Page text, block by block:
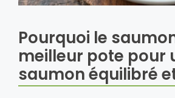
Pourquoi le
meilleur pote pour
saumon équilibré